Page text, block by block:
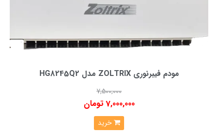
مودم فیبرنوری ZOLTRIX مدل HG8245Q2
7,500,000
7,000,000 تومان